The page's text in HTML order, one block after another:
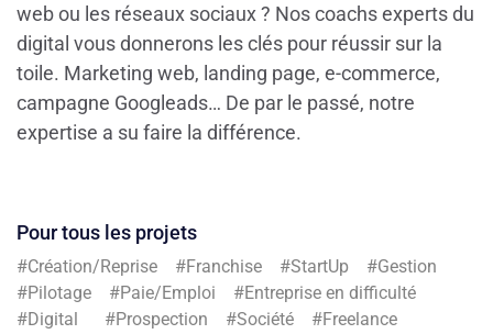
web ou les réseaux sociaux ? Nos coachs experts du
digital vous donnerons les clés pour réussir sur la
toile. Marketing web, landing page, e-commerce,
campagne Googleads… De par le passé, notre
expertise a su faire la différence.
Pour tous les projets
#Création/Reprise #Franchise #StartUp #Gestion
#Pilotage #Paie/Emploi #Entreprise en difficulté
#Digital #Prospection #Société #Freelance